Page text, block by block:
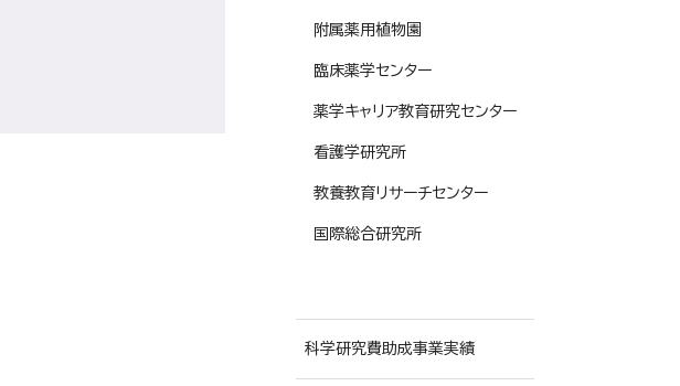
附属薬用植物園
臨床薬学センター
薬学キャリア教育研究センター
看護学研究所
教養教育リサーチセンター
国際総合研究所
科学研究費助成事業実績